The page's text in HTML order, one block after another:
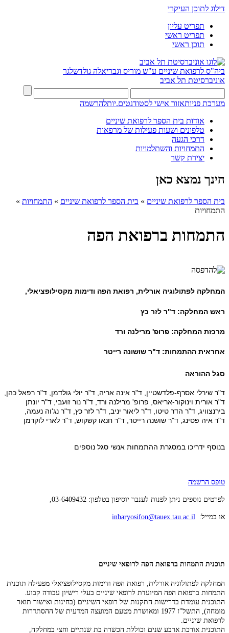
דילוג לתוכן העיקרי
תפריט עליון
תפריט ראשי
תוכן ראשי
ביה"ס לרפואת שיניים ע"ש מוריס וגבריאלה גולדשלגר
אוניברסיטת תל אביב
מערכת פניותאזור אישי לסטודנטים.יותלהרשמה
אודות בית הספר לרפואת שיניים
טלפונים ושעות פעילות של מרפאות
דרכי הגעה
התמחויות והשתלמויות
יצירת קשר
הינך נמצא כאן
בית הספר לרפואת שיניים » בית הספר לרפואת שיניים » התמחויות »
התמחויות
התמחות ברפואת הפה
המחלקה לפתולוגיה אורלית, רפואת הפה ודימות מקסילופציאלי,
ראש המחלקה: ד"ר לזר כץ
מרכזת המחלקה: פרופ' מרילנה ורד
אחראית ההתמחות: ד"ר שושונה רייטר
סגל ההוראה
ד"ר שירלי אסרף-פלדשטיין, ד"ר אינה אריה, ד"ר יולי גולדמן, ד"ר רפאל כהן,
ד"ר אורית וינוקור-אריאס, פרופ' מרילנה ורד, ד"ר נור זועבי, ד"ר יונתן
בירנצוויג, ד"ר הדר טיטו, ד"ר ליאור יניב, ד"ר לזר כץ, ד"ר נג'וה נעמה,
ד"ר איה פסינג, ד"ר שושנה רייטר, ד"ר חנאו קשקוש, ד"ר לארי לוקרמן
בנוסף ידריכו במסגרת ההתמחות אנשי סגל נוספים
טופס הרשמה
לפרטים נוספים ניתן לפנות לענבר יוסיפון בטלפון: 03-6409432,
או במייל: inbaryosifon@tauex.tau.ac.il
תוכנית התמחות ברפואת הפה לרופאי שיניים
המחלקה לפתולוגיה אורלית, רפואת הפה ודימות מקסילופציאלי מפעילה תוכנית
התמחות ברפואת הפה המיועדת לרופאי שיניים בעלי רישיון עבודה קבוע.
התוכנית עומדת בדרישות התקנות של רופאי השיניים (בחינות ואישור תואר
מומחה), התשל"ז 1977 ומאושרת מטעם המועצה המדעית של ההסתדרות
לרפואת שיניים.
התוכנית אורכת ארבע שנים וכוללת הכשרה בת שנתיים וחצי במחלקה,